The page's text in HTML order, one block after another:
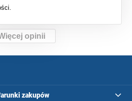
opinii
zakupów